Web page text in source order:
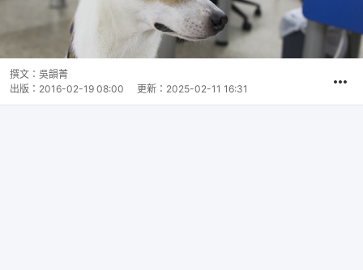
撰文： 吳韻菁
出版： 2016-02-19 08:00 更新： 2025-02-11 16:31